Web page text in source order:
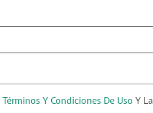
Términos Y Condiciones De Uso Y La